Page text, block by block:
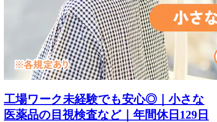
工場ワーク未経験でも安心◎｜小さな
医薬品の目視検査など｜年間休日129日